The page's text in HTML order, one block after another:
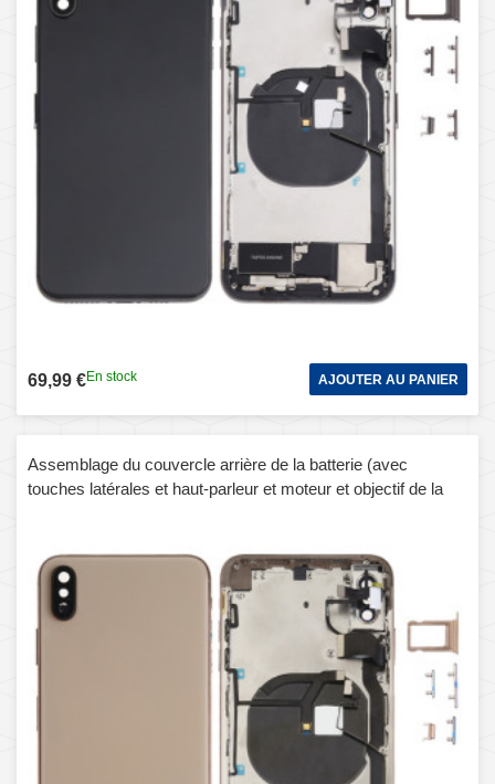
69,99 €En stock AJOUTER AU PANIER
Assemblage du couvercle arrière de la batterie (avec
touches latérales et haut-parleur et moteur et objectif de la